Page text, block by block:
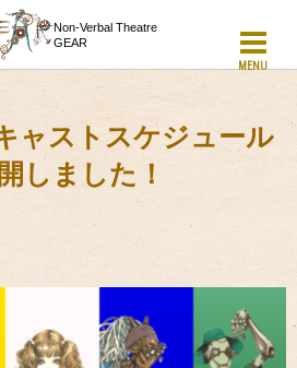
Non-Verbal Theatre
GEAR
MENU
ャストスケジュール
しました！